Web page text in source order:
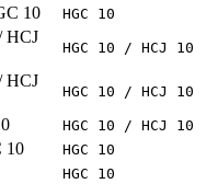
10 HGC 10
HCJ
HGC 10 / HCJ 10
HCJ
HGC 10 / HCJ 10
HGC 10 / HCJ 10
10 HGC 10
HGC 10